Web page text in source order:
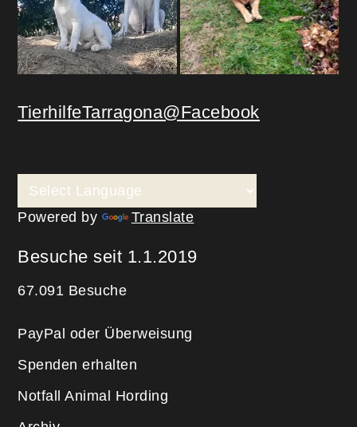
TierhilfeTarragona@Facebook
Powered by Translate
Besuche seit 1.1.2019
67.091 Besuche
PayPal oder Überweisung
Spenden erhalten
Notfall Animal Hording